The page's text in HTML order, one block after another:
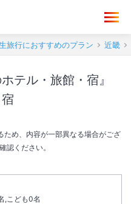
旅行におすすめのプラン 近畿
テル・旅館・宿』
め、内容が一部異なる場合がござ
認ください。
,こども0名